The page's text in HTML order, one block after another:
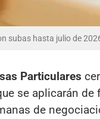
subas hasta julio de
Particulares
se aplicarán de
de